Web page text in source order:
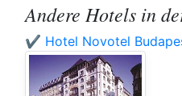
Andere Hotels in
✔️ Hotel Novotel